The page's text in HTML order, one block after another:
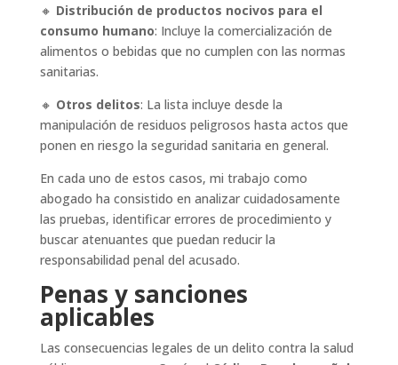
🔸 Distribución de productos nocivos para el
consumo humano: Incluye la comercialización de
alimentos o bebidas que no cumplen con las normas
sanitarias.
🔸 Otros delitos: La lista incluye desde la
manipulación de residuos peligrosos hasta actos que
ponen en riesgo la seguridad sanitaria en general.
En cada uno de estos casos, mi trabajo como
abogado ha consistido en analizar cuidadosamente
las pruebas, identificar errores de procedimiento y
buscar atenuantes que puedan reducir la
responsabilidad penal del acusado.
Penas y sanciones
aplicables
Las consecuencias legales de un delito contra la salud